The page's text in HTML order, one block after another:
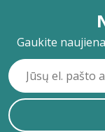
Gaukite